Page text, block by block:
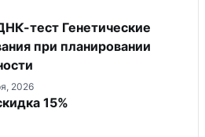
тест Генетические
при планировании
2026
15%